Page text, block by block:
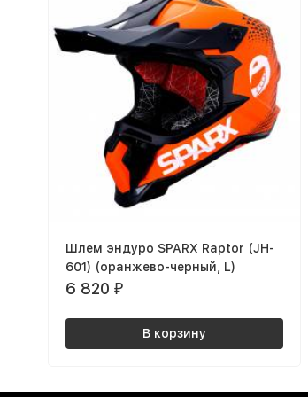
Шлем эндуро SPARX Raptor (JH-
601) (оранжево-черный, L)
6 820 ₽
В корзину